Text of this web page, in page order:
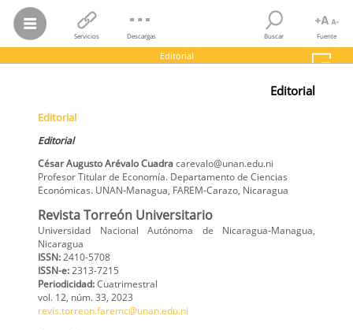
Servicios Descargas Buscar Fuente
Editorial
Revista Torreón Universitario,
Editorial
Editorial
Editorial
César AugustoArévalo Cuadracarevalo@unan.edu.ni
Profesor Titular de Economía. Departamento de Ciencias
Económicas. UNAN-Managua, FAREM-Carazo, Nicaragua
Revista Torreón Universitario
Universidad Nacional Autónoma de Nicaragua-Managua,
Nicaragua
ISSN:2410-5708
ISSN-e:2313-7215
Periodicidad:Cuatrimestral
vol. 12,
núm. 33, 2023
revis.torreon.faremc@unan.edu.ni